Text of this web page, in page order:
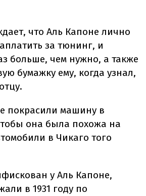
что Аль Капоне лично
за тюнинг, и
больше, чем нужно, а также
бумажку ему, когда узнал,
покрасили машину в
она была похожа на
в Чикаго того
у Аль Капоне,
в 1931 году по